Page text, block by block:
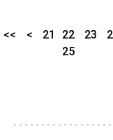
<< < 21 22 23
25